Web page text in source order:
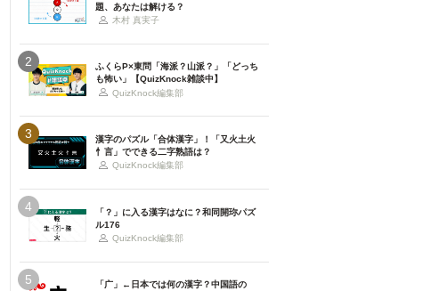
題、あなたは解ける？
木村 真実子
2
ふくらP×東問「海派？山派？」「どっち
も怖い」【QuizKnock雑談中】
QuizKnock編集部
3
漢字のパズル「合体漢字」！「又火土火
忄言」でできる二字熟語は？
QuizKnock編集部
4
「？」に入る漢字はなに？和同開珎パズ
ル176
QuizKnock編集部
5
「广」←日本では何の漢字？中国語の